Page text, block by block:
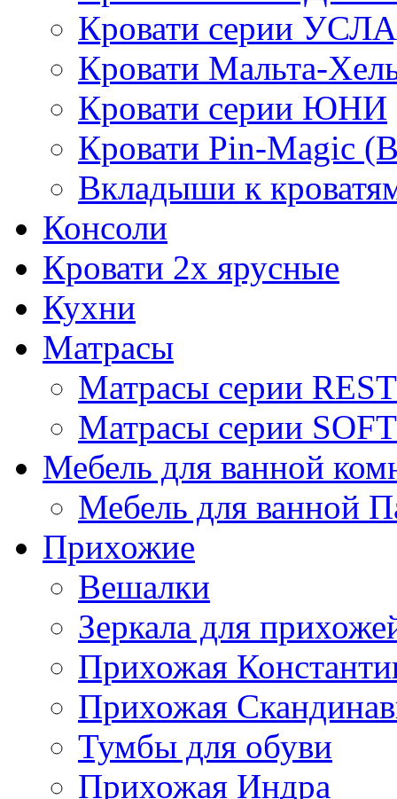
Кровати серии
Кровати Мальта-
Кровати серии ЮНИ
Кровати Pin-Magic
Вкладыши к
Консоли
Кровати 2х ярусные
Кухни
Матрасы
Матрасы серии REST
Матрасы серии SOFT
Мебель для ванной
Мебель для ванной
Прихожие
Вешалки
Зеркала для
Прихожая
Прихожая
Тумбы для обуви
Прихожая Индра